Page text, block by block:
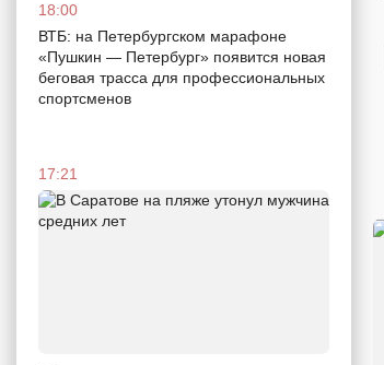
18:00
ВТБ: на Петербургском марафоне
«Пушкин — Петербург» появится новая
беговая трасса для профессиональных
спортсменов
17:21